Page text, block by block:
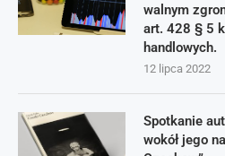
walnym
art. 428 § 5
handlowych.
12 lipca 2022
Spotkanie
wokół jego